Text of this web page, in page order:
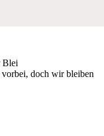
Blei
doch wir bleiben